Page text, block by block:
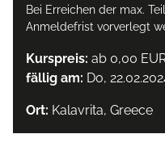
Bei Erreichen der max.
Anmeldefrist vorverlegt
Kurspreis: ab 0,00
fällig am: Do,
Ort: Kalavrita, Greece